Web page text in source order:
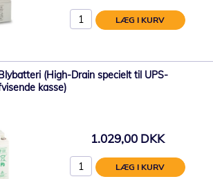
LÆG I KURV
(High-Drain specielt til UPS-
kasse)
1.029,00 DKK
LÆG I KURV